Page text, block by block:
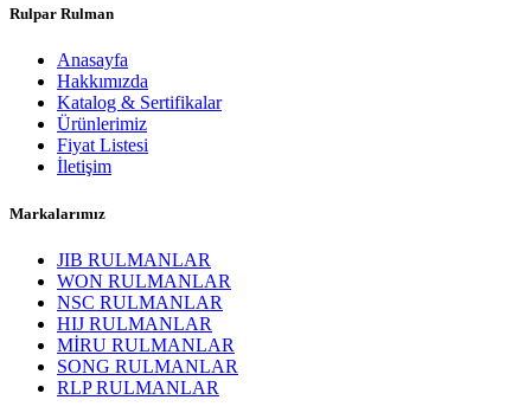
Rulpar Rulman
Anasayfa
Hakkımızda
Katalog & Sertifikalar
Ürünlerimiz
Fiyat Listesi
İletişim
Markalarımız
JIB RULMANLAR
WON RULMANLAR
NSC RULMANLAR
HIJ RULMANLAR
MİRU RULMANLAR
SONG RULMANLAR
RLP RULMANLAR